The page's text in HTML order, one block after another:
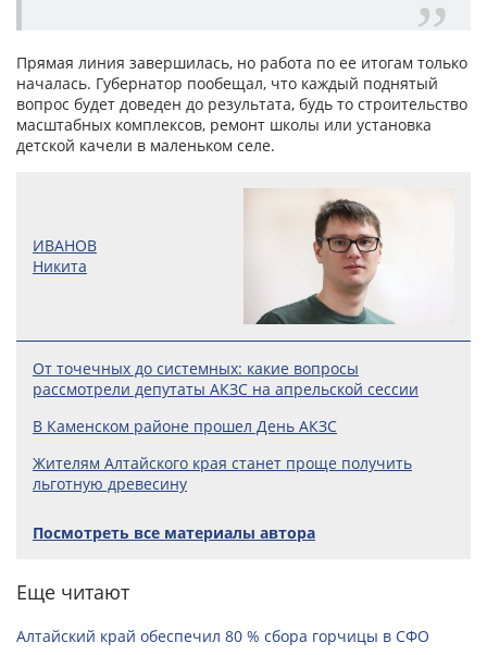
Прямая линия завершилась, но работа по ее итогам только
началась. Губернатор пообещал, что каждый поднятый
вопрос будет доведен до результата, будь то строительство
масштабных комплексов, ремонт школы или установка
детской качели в маленьком селе.
ИВАНОВ
Никита
От точечных до системных: какие вопросы
рассмотрели депутаты АКЗС на апрельской сессии
В Каменском районе прошел День АКЗС
Жителям Алтайского края станет проще получить
льготную древесину
Посмотреть все материалы автора
Еще читают
Алтайский край обеспечил 80 % сбора горчицы в СФО